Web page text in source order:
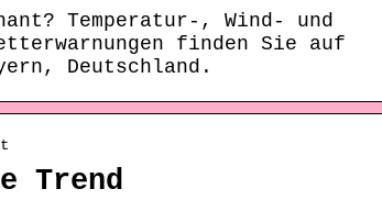
Temperatur-, Wind- und
finden Sie auf
Deutschland.
Trend